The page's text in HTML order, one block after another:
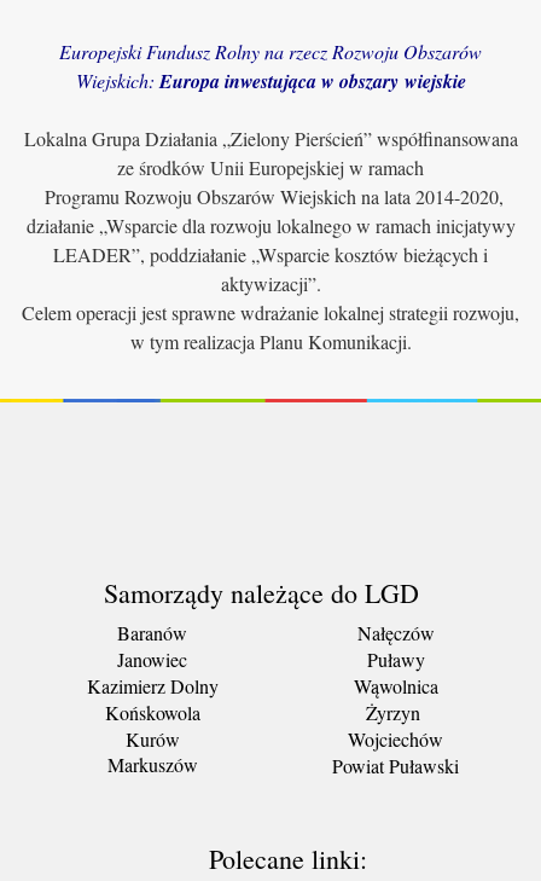
Europejski Fundusz Rolny na rzecz Rozwoju Obszarów
Wiejskich: Europa inwestująca w obszary wiejskie
Lokalna Grupa Działania „Zielony Pierścień” współfinansowana
ze środków Unii Europejskiej w ramach
Programu Rozwoju Obszarów Wiejskich na lata 2014-2020,
działanie „Wsparcie dla rozwoju lokalnego w ramach inicjatywy
LEADER”, poddziałanie „Wsparcie kosztów bieżących i
aktywizacji”.
Celem operacji jest sprawne wdrażanie lokalnej strategii rozwoju,
w tym realizacja Planu Komunikacji.
Samorządy należące do LGD
Baranów
Janowiec
Kazimierz Dolny
Końskowola
Kurów
Markuszów
Nałęczów
Puławy
Wąwolnica
Żyrzyn
Wojciechów
Powiat Puławski
Polecane linki: